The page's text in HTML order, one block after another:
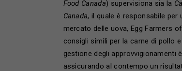
Food Canada) supervisiona sia la
Canada, il quale è responsabile
mercato delle uova, Egg Farmers
consigli simili per la carne di pollo
gestione degli approvvigionamenti
assicurando al contempo un